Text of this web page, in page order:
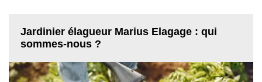
Jardinier élagueur Marius Elagage : qui
sommes-nous ?